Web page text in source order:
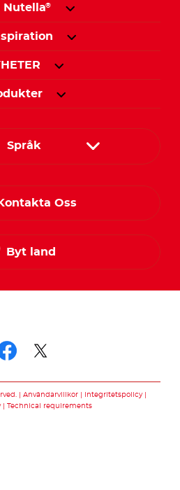
Nutella®
Språk
Kontakta Oss
Byt land
Användarvillkor
Integritetspolicy
Technical requirements